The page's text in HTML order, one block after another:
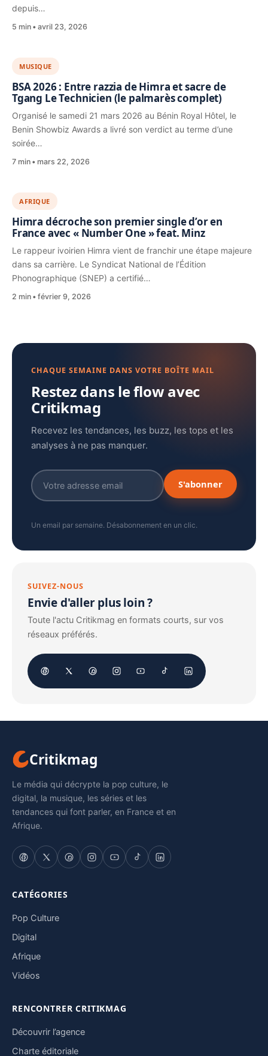
depuis…
5 min avril 23, 2026
MUSIQUE
BSA 2026 : Entre razzia de Himra et sacre de
Tgang Le Technicien (le palmarès complet)
Organisé le samedi 21 mars 2026 au Bénin Royal Hôtel, le
Benin Showbiz Awards a livré son verdict au terme d’une
soirée…
7 min mars 22, 2026
AFRIQUE
Himra décroche son premier single d’or en
France avec « Number One » feat. Minz
Le rappeur ivoirien Himra vient de franchir une étape majeure
dans sa carrière. Le Syndicat National de l’Édition
Phonographique (SNEP) a certifié…
2 min février 9, 2026
CHAQUE SEMAINE DANS VOTRE BOÎTE MAIL
Restez dans le flow avec
Critikmag
Recevez les tendances, les buzz, les tops et les
analyses à ne pas manquer.
S'abonner
Un email par semaine. Désabonnement en un clic.
SUIVEZ-NOUS
Envie d'aller plus loin ?
Toute l'actu Critikmag en formats courts, sur vos
réseaux préférés.
Critikmag
Le média qui décrypte la pop culture, le
digital, la musique, les séries et les
tendances qui font parler, en France et en
Afrique.
CATÉGORIES
Pop Culture
Digital
Afrique
Vidéos
RENCONTRER CRITIKMAG
Découvrir l’agence
Charte éditoriale